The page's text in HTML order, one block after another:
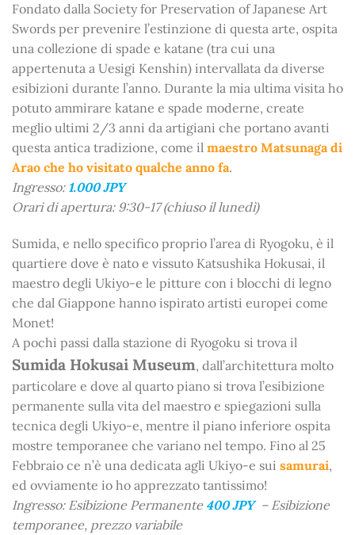
Fondato dalla Society for Preservation of Japanese Art
Swords per prevenire l’estinzione di questa arte, ospita
una collezione di spade e katane (tra cui una
appertenuta a Uesigi Kenshin) intervallata da diverse
esibizioni durante l’anno. Durante la mia ultima visita ho
potuto ammirare katane e spade moderne, create
meglio ultimi 2/3 anni da artigiani che portano avanti
questa antica tradizione, come il maestro Matsunaga di
Arao che ho visitato qualche anno fa.
Ingresso: 1.000 JPY
Orari di apertura: 9:30-17 (chiuso il lunedì)
Sumida, e nello specifico proprio l’area di Ryogoku, è il
quartiere dove è nato e vissuto Katsushika Hokusai, il
maestro degli Ukiyo-e le pitture con i blocchi di legno
che dal Giappone hanno ispirato artisti europei come
Monet!
A pochi passi dalla stazione di Ryogoku si trova il
Sumida Hokusai Museum, dall’architettura molto
particolare e dove al quarto piano si trova l’esibizione
permanente sulla vita del maestro e spiegazioni sulla
tecnica degli Ukiyo-e, mentre il piano inferiore ospita
mostre temporanee che variano nel tempo. Fino al 25
Febbraio ce n’è una dedicata agli Ukiyo-e sui samurai,
ed ovviamente io ho apprezzato tantissimo!
Ingresso: Esibizione Permanente 400 JPY– Esibizione
temporanee, prezzo variabile